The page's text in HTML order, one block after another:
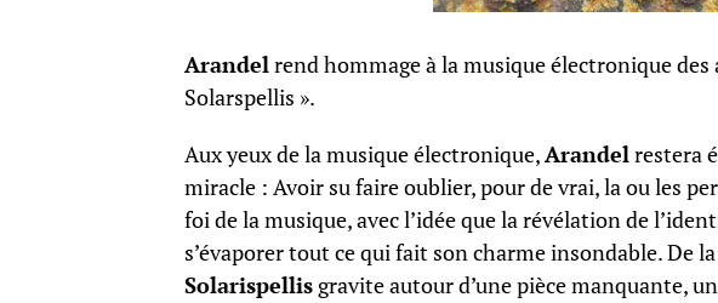
Arandelrend hommage à la musique électronique des
Solarspellis ».
Aux yeux de la musique électronique,Arandelrestera
miracle : Avoir su faire oublier, pour de vrai, la ou les
foi de la musique, avec l’idée que la révélation de
s’évaporer tout ce qui fait son charme insondable. De
Solarispellis gravite autour d’une pièce manquante,